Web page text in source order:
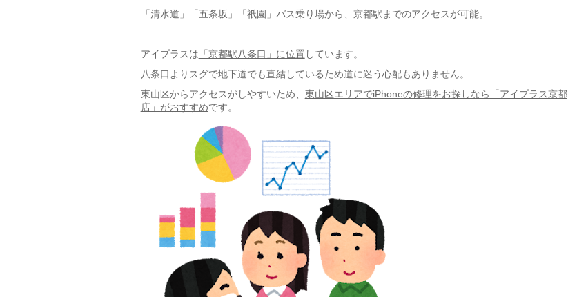
「清水道」「五条坂」「祇園」バス乗り場から、京都駅までのアクセスが可能。
アイプラスは 「京都駅八条口」に位置 しています。
八条口よりスグで地下道でも直結しているため道に迷う心配もありません。
東山区からアクセスがしやすいため、 東山区エリアでiPhoneの修理をお探しなら「アイプラス京都
店」がおすすめです。